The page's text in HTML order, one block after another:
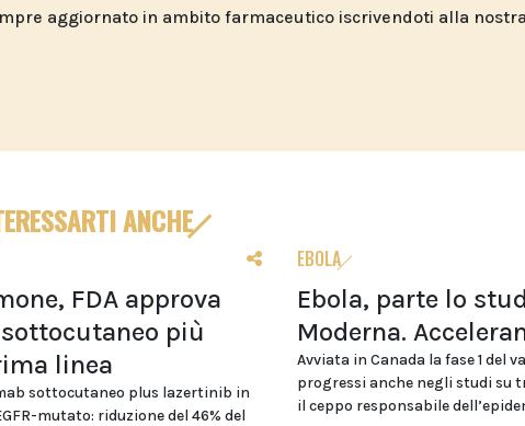
aggiornato in ambito farmaceutico iscrivendoti alla
ANCHE
FDA approva
più
linea
sottocutaneo plus lazertinib in
mutato: riduzione del 46% del
EBOLA
Ebola, parte lo
Moderna.
Avviata in Canada la fase 1 del
progressi anche negli studi
il ceppo responsabile